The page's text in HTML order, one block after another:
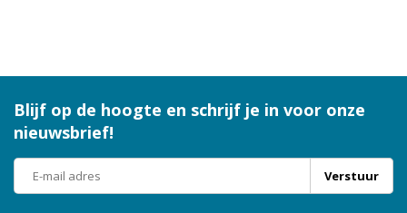
Blijf op de hoogte en schrijf je in voor onze
nieuwsbrief!
Verstuur